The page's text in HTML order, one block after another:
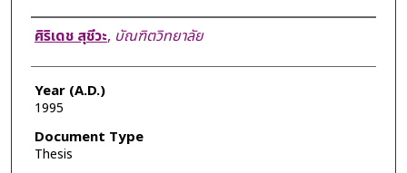
Author
ศิริเดช สุชีวะ, บัณฑิตวิทยาลัย
Year (A.D.)
1995
Document Type
Thesis